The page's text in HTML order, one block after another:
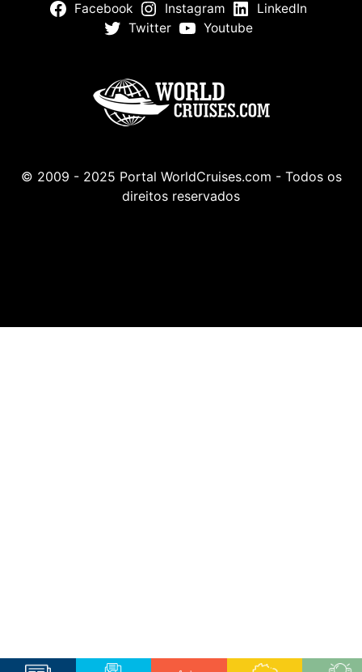
Facebook Instagram
LinkedIn
Twitter
Youtube
© 2009 - 2025 Portal WorldCruises.com - Todos os
direitos reservados